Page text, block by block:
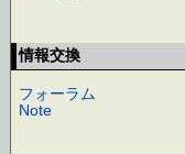
情報交換
フォーラム
Note